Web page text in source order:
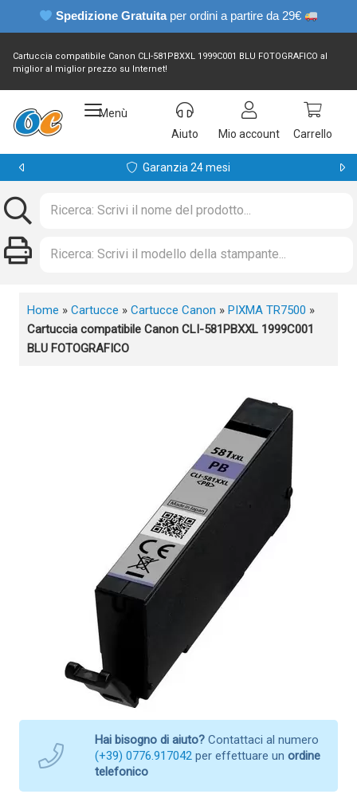
Spedizione Gratuita per ordini a partire da 29€
Cartuccia compatibile Canon CLI-581PBXXL 1999C001 BLU FOTOGRAFICO al
miglior al miglior prezzo su Internet!
Menù
Aiuto
Mio account Carrello
Garanzia 24 mesi
Home » Cartucce » Cartucce Canon » PIXMA TR7500 »
Cartuccia compatibile Canon CLI-581PBXXL 1999C001
BLU FOTOGRAFICO
Hai bisogno di aiuto? Contattaci al numero
(+39) 0776.917042 per effettuare un ordine
telefonico